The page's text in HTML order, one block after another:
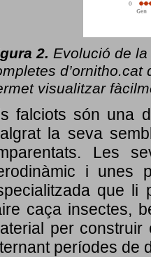
2. Evolució de la
d’ornitho.cat
visualitzar
falciots són una
la seva
Les
i unes
que li
caça insectes,
per
períodes de